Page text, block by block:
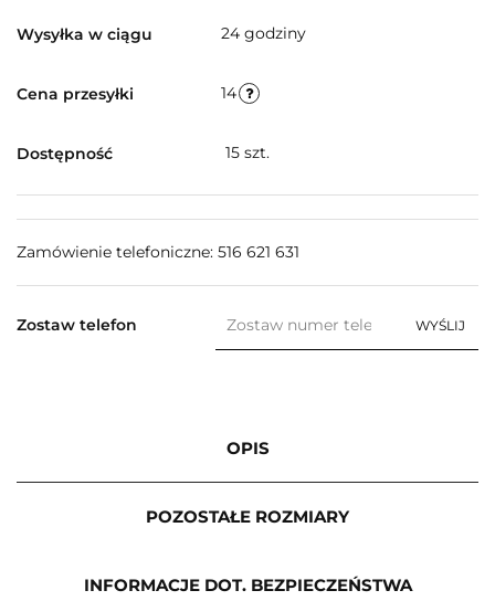
Wysyłka w ciągu 24 godziny
Cena przesyłki 14
Dostępność 15 szt.
Zamówienie telefoniczne: 516 621 631
Zostaw telefon WYŚLIJ
OPIS
POZOSTAŁE ROZMIARY
INFORMACJE DOT. BEZPIECZEŃSTWA